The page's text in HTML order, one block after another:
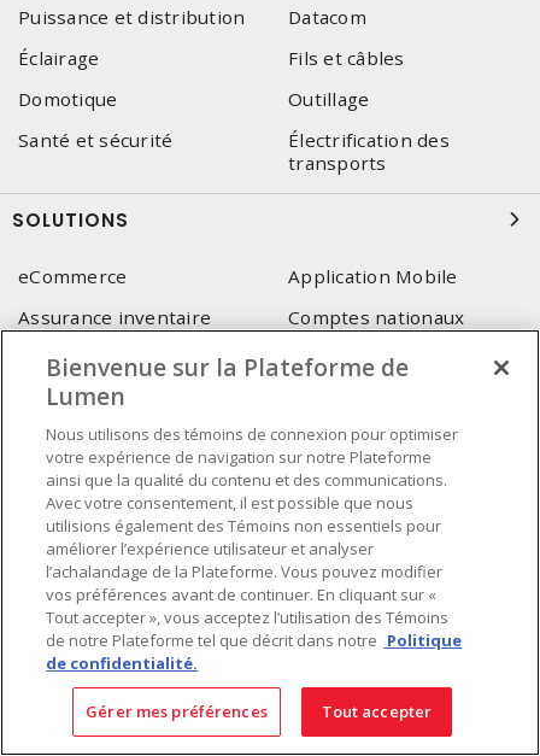
Puissance et distribution
Datacom
Éclairage
Fils et câbles
Domotique
Outillage
Santé et sécurité
Électrification des
transports
SOLUTIONS
eCommerce
Application Mobile
Assurance inventaire
Comptes nationaux
Conteneur sécurisé
Entente corporative
Service pour consultant-
intégrateur
SIÈGE SOCIAL
4655, Autoroute 440 Ouest
Laval, QC, H7P 5P9
:450 688-9249
Sans frais:1 800 599-9249
Téléc. :450 686-1444
Service d'urgence:1 800 363-0303 (Après les heures de
bureau - 17h00 et 7h00, Frais applicables)
Bienvenue sur la Plateforme de
Lumen
Nous utilisons des témoins de connexion pour optimiser
votre expérience de navigation sur notre Plateforme
ainsi que la qualité du contenu et des communications.
Avec votre consentement, il est possible que nous
utilisions également des Témoins non essentiels pour
améliorer l’expérience utilisateur et analyser
l’achalandage de la Plateforme. Vous pouvez modifier
vos préférences avant de continuer. En cliquant sur «
Tout accepter », vous acceptez l’utilisation des Témoins
de notre Plateforme tel que décrit dans notre Politique
de confidentialité.
Gérer mes préférences Tout accepter